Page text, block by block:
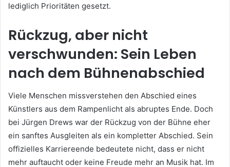
lediglich Prioritäten gesetzt.
Rückzug, aber nicht
verschwunden: Sein Leben
nach dem Bühnenabschied
Viele Menschen missverstehen den Abschied eines
Künstlers aus dem Rampenlicht als abruptes Ende. Doch
bei Jürgen Drews war der Rückzug von der Bühne eher
ein sanftes Ausgleiten als ein kompletter Abschied. Sein
offizielles Karriereende bedeutete nicht, dass er nicht
mehr auftaucht oder keine Freude mehr an Musik hat. Im